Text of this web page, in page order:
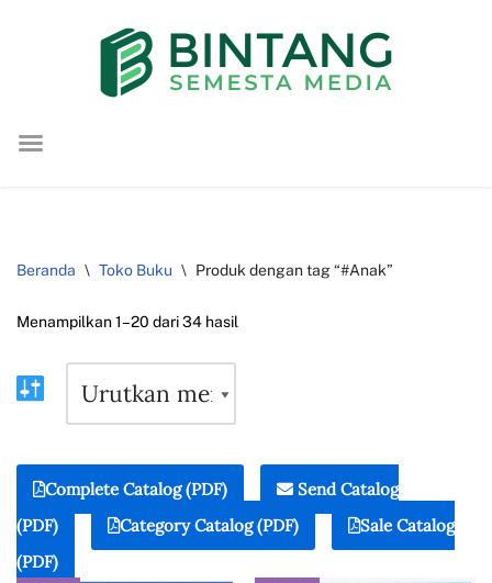
konten
Beranda \ Toko Buku \ Produk dengan tag “#Anak”
Menampilkan 1–20 dari 34 hasil
Complete Catalog (PDF)
Send Catalog
(PDF)
Category Catalog (PDF)
Sale Catalog
(PDF)